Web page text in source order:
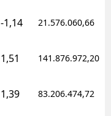
-1,14 21.576.060,66
1,51 141.876.972,20
1,39 83.206.474,72